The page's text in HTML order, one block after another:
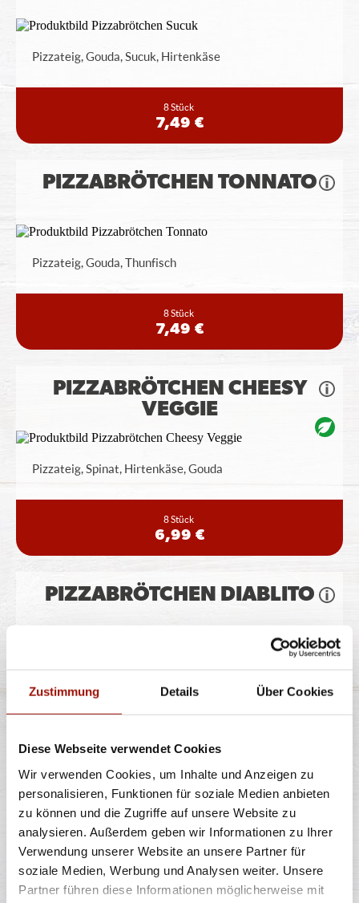
Zustimmung Details Über Cookies
Diese Webseite verwendet Cookies
Wir verwenden Cookies, um Inhalte und Anzeigen zu
personalisieren, Funktionen für soziale Medien anbieten
zu können und die Zugriffe auf unsere Website zu
analysieren. Außerdem geben wir Informationen zu Ihrer
Verwendung unserer Website an unsere Partner für
soziale Medien, Werbung und Analysen weiter. Unsere
Partner führen diese Informationen möglicherweise mit
Pizzateig, Gouda, Sucuk, Hirtenkäse
8 Stück
7,49 €
PIZZABRÖTCHEN TONNATO
Pizzateig, Gouda, Thunfisch
8 Stück
7,49 €
PIZZABRÖTCHEN CHEESY
VEGGIE
Pizzateig, Spinat, Hirtenkäse, Gouda
8 Stück
6,99 €
PIZZABRÖTCHEN DIABLITO
Pizzateig, Gouda, Peperonisalami, Jalapeños
6,99 €
PIZZABRÖTCHEN CHEESY
SCHINKEN
Pizzateig, Gouda, Hinterschinken